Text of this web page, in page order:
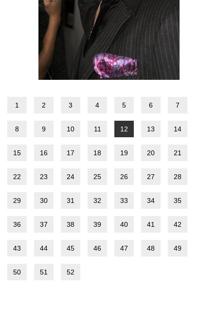
1 2 3 4 5 6 7
8 9 10 11 12 13 14
15 16 17 18 19 20 21
22 23 24 25 26 27 28
29 30 31 32 33 34 35
36 37 38 39 40 41 42
43 44 45 46 47 48 49
50 51 52